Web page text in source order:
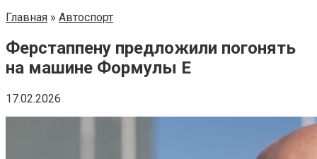
Главная » Автоспорт
Ферстаппену предложили погонять
на машине Формулы E
17.02.2026